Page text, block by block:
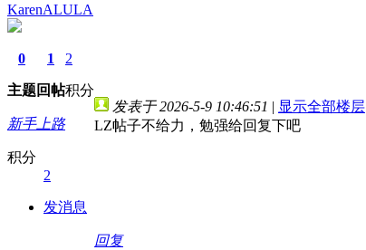
KarenALULA
0
主题
1
回帖
2
积分
新手上路
积分
2
发消息
发表于 2026-5-9 10:46:51 | 显示全部楼层
LZ帖子不给力，勉强给回复下吧
回复